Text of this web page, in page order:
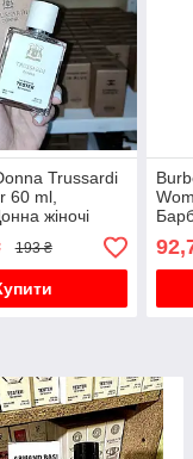
Trussardi
60 ml,
жіночі
193 ₴